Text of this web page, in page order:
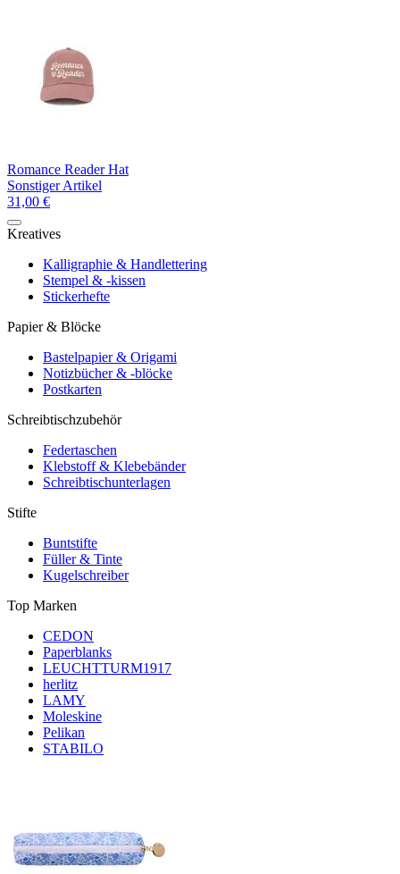
Romance Reader Hat
Sonstiger Artikel
31,00 €
Kreatives
Kalligraphie & Handlettering
Stempel & -kissen
Stickerhefte
Papier & Blöcke
Bastelpapier & Origami
Notizbücher & -blöcke
Postkarten
Schreibtischzubehör
Federtaschen
Klebstoff & Klebebänder
Schreibtischunterlagen
Stifte
Buntstifte
Füller & Tinte
Kugelschreiber
Top Marken
CEDON
Paperblanks
LEUCHTTURM1917
herlitz
LAMY
Moleskine
Pelikan
STABILO